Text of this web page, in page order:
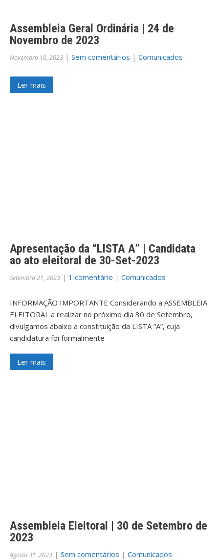
Assembleia Geral Ordinária | 24 de
Novembro de 2023
Novembro 10, 2023 | Sem comentários | Comunicados
Ler mais
Apresentação da “LISTA A” | Candidata
ao ato eleitoral de 30-Set-2023
Setembro 21, 2023 | 1 comentário | Comunicados
INFORMAÇÃO IMPORTANTE Considerando a ASSEMBLEIA
ELEITORAL a realizar no próximo dia 30 de Setembro,
divulgamos abaixo a constituição da LISTA “A”, cuja
candidatura foi formalmente
Ler mais
Assembleia Eleitoral | 30 de Setembro de
2023
Agosto 31, 2023 | Sem comentários | Comunicados